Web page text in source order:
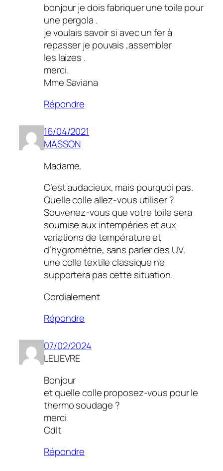
bonjour je dois fabriquer une toile pour
une pergola .
je voulais savoir si avec un fer à
repasser je pouvais ,assembler
les laizes .
merci.
Mme Saviana
Répondre
16/04/2021
MASSON
Madame,
C’est audacieux, mais pourquoi pas.
Quelle colle allez-vous utiliser ?
Souvenez-vous que votre toile sera
soumise aux intempéries et aux
variations de température et
d’hygrométrie, sans parler des UV.
une colle textile classique ne
supportera pas cette situation.
Cordialement
Répondre
07/02/2024
LELIEVRE
Bonjour
et quelle colle proposez-vous pour le
thermo soudage ?
merci
Cdlt
Répondre